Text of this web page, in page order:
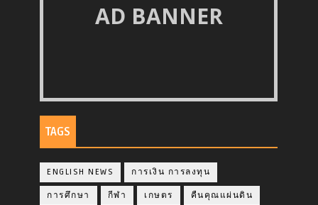
AD BANNER
TAGS
ENGLISH NEWS การเงิน การลงทุน
การศึกษา กีฬา เกษตร คืนคุณแผ่นดิน